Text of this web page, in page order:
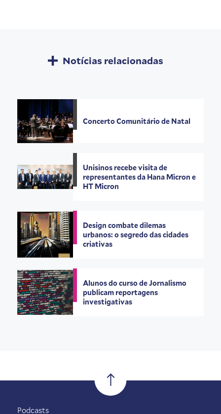
Notícias relacionadas
Concerto Comunitário de Natal
Unisinos recebe visita de
representantes da Hana Micron e
HT Micron
Design combate dilemas
urbanos: o segredo das cidades
criativas
Alunos do curso de Jornalismo
publicam reportagens
investigativas
Podcasts